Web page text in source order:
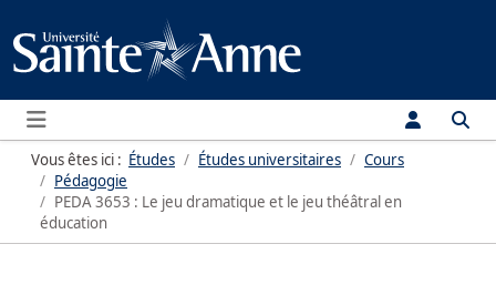
Menu
Vous êtes ici : Études Études universitaires
Cours
Pédagogie
PEDA 3653 : Le jeu dramatique et le jeu théâtral en
éducation